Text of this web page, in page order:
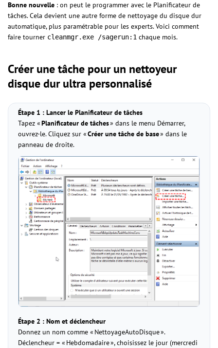
Bonne nouvelle : on peut le programmer avec le Planificateur de
tâches. Cela devient une autre forme de nettoyage du disque dur
automatique, plus paramétrable pour les experts. Voici comment
faire tourner cleanmgr.exe /sagerun:1 chaque mois.
Créer une tâche pour un nettoyeur
disque dur ultra personnalisé
Étape 1 : Lancer le Planificateur de tâches
Tapez «Planificateur de tâches» dans le menu Démarrer,
ouvrez-le. Cliquez sur «Créer une tâche de base» dans le
panneau de droite.
Étape 2 : Nom et déclencheur
Donnez un nom comme « NettoyageAutoDisque ».
Déclencheur = « Hebdomadaire », choisissez le jour (mercredi